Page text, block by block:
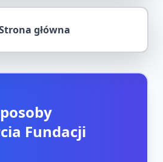
główna
Fundacji